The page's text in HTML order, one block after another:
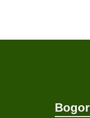
Bogor